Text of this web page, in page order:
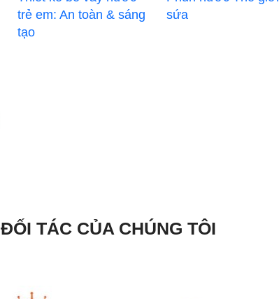
trẻ em: An toàn & sáng
tạo
sứa
ĐỐI TÁC CỦA CHÚNG TÔI